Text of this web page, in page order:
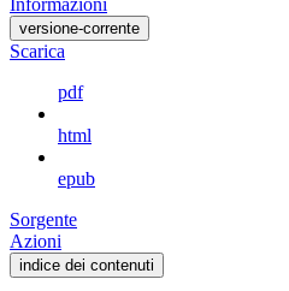
Informazioni
versione-corrente
Scarica
pdf
html
epub
Sorgente
Azioni
indice dei contenuti